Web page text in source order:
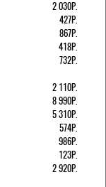
2 030Р.
427Р.
867Р.
418Р.
732Р.
2 110Р.
8 990Р.
5 310Р.
574Р.
986Р.
123Р.
2 920Р.